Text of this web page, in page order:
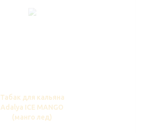
Табак для кальяна
Adalya ICE MANGO
(манго лед)